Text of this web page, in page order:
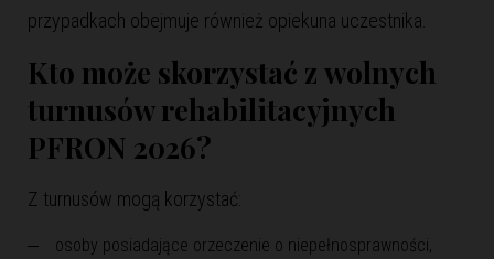
przypadkach obejmuje również opiekuna uczestnika.
Kto może skorzystać z wolnych
turnusów rehabilitacyjnych
PFRON 2026?
Z turnusów mogą korzystać:
osoby posiadające orzeczenie o niepełnosprawności,